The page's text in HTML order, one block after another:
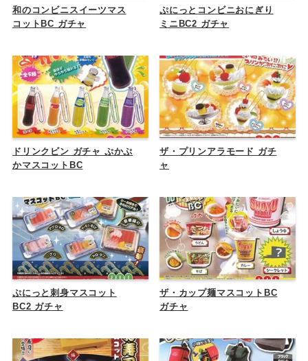
和のコンビニスイーツマス
コットBC ガチャ
ぷにっとコンビニおにぎり
ミニBC2 ガチャ
ドリンクビン ガチャ ぷかぷ
かマスコットBC
ザ・プリンアラモード ガチ
ャ
ぷにっと刺身マスコット
BC2 ガチャ
ザ・カップ麺マスコットBC
ガチャ